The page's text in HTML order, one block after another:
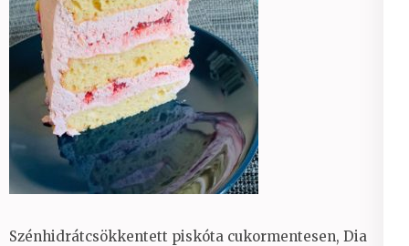
Szénhidrátcsökkentett piskóta cukormentesen, Dia